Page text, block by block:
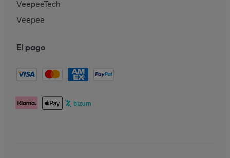
VeepeeTech
Veepee
El pago